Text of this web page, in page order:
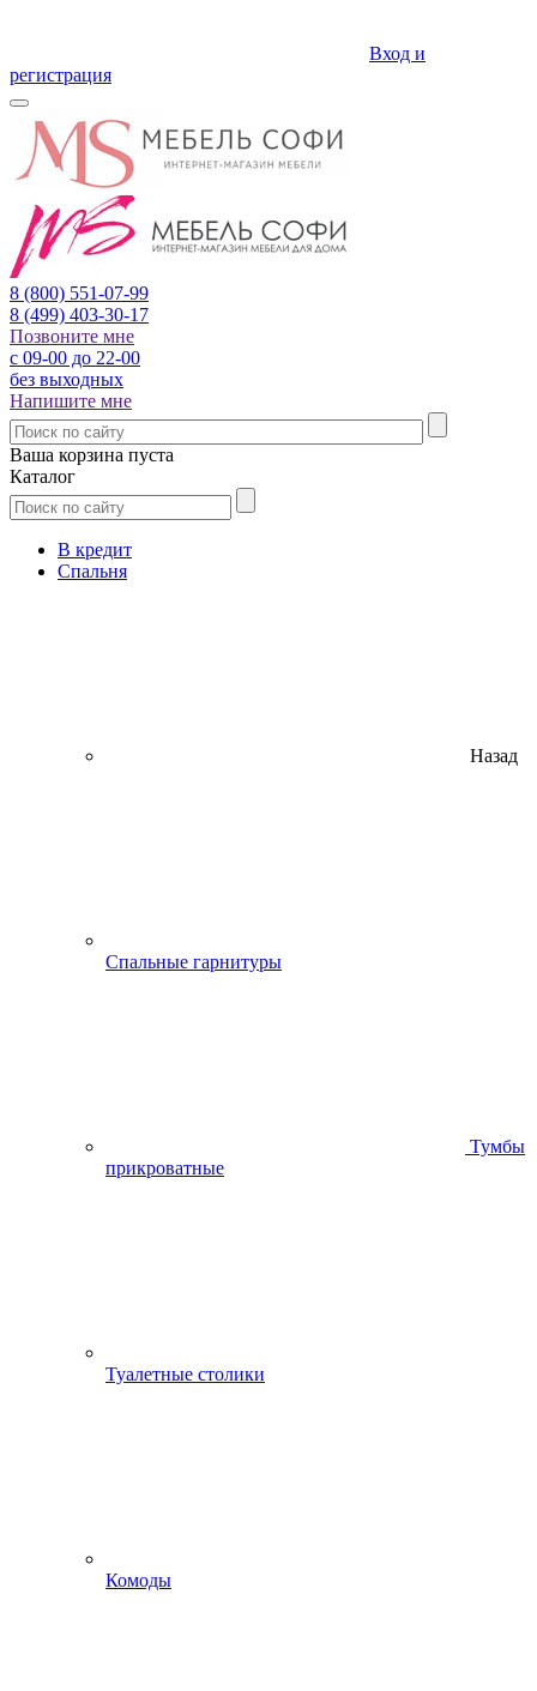
Вход и
регистрация
8 (800) 551-07-99
8 (499) 403-30-17
Позвоните мне
с 09-00 до 22-00
без выходных
Напишите мне
Ваша корзина пуста
Каталог
В кредит
Спальня
Назад
Спальные гарнитуры
Тумбы
прикроватные
Туалетные столики
Комоды